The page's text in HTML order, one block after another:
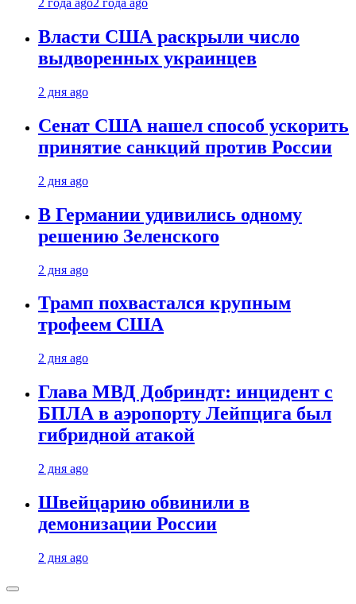
2 года ago2 года ago
Власти США раскрыли число
выдворенных украинцев
2 дня ago
Сенат США нашел способ ускорить
принятие санкций против России
2 дня ago
В Германии удивились одному
решению Зеленского
2 дня ago
Трамп похвастался крупным
трофеем США
2 дня ago
Глава МВД Добриндт: инцидент с
БПЛА в аэропорту Лейпцига был
гибридной атакой
2 дня ago
Швейцарию обвинили в
демонизации России
2 дня ago